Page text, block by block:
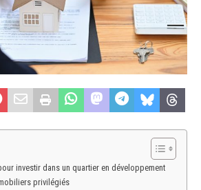
investir dans un quartier en développement
privilégiés